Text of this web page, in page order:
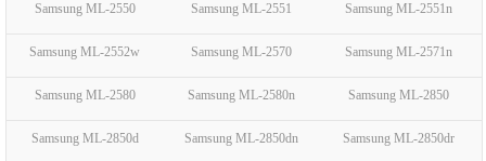
Samsung ML-2550 Samsung ML-2551 Samsung ML-2551n
Samsung ML-2552w Samsung ML-2570 Samsung ML-2571n
Samsung ML-2580 Samsung ML-2580n Samsung ML-2850
Samsung ML-2850d Samsung ML-2850dn Samsung ML-2850dr